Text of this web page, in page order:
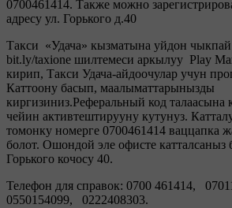
0700461414. Также можно
адресу ул. Горького д.40
Такси «Удача» кызматына уйдон
bit.ly/taxione шилтемеси аркылуу Play
кирип, Такси Удача-айдоочулар учун
Каттоону басып, маалыматтарынызды
киргизиниз.Реферальный код талаасына
чейин активтештирууну кутунуз.
томонку номерге 0700461414 ваццапка
болот. Ошондой эле офисте катталсаныз
Горького кочосу 40.
Телефон для справок: 0700 461414,
0550154099, 0222408303.